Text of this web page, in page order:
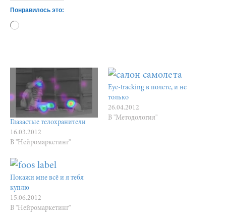
Понравилось это:
Загрузка…
Глазастые телохранители
16.03.2012
В "Нейромаркетинг"
Eye-tracking в полете, и не
только
26.04.2012
В "Методология"
Покажи мне всё и я тебя
куплю
15.06.2012
В "Нейромаркетинг"